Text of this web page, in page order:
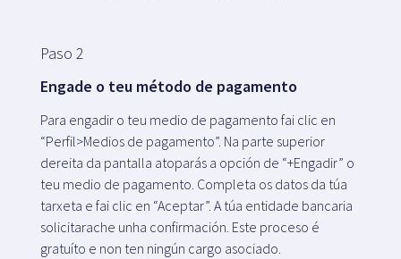
Paso 2
Engade o teu método de pagamento
Para engadir o teu medio de pagamento fai clic en
“Perfil>Medios de pagamento”. Na parte superior
dereita da pantalla atoparás a opción de “+Engadir” o
teu medio de pagamento. Completa os datos da túa
tarxeta e fai clic en “Aceptar”. A túa entidade bancaria
solicitarache unha confirmación. Este proceso é
gratuíto e non ten ningún cargo asociado.